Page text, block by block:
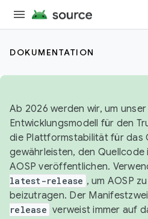
DOKUMENTATION
Ab 2026 werden wir, um
Entwicklungsmodell für den
die Plattformstabilität für das
gewährleisten, den Quellcode
AOSP veröffentlichen.
latest-release , um AOSP
beizutragen. Der
release verweist immer auf